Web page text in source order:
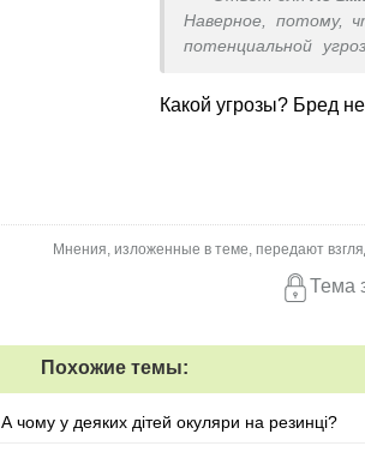
Наверное, потому,
потенциальной
Какой угрозы? Бред
Мнения, изложенные в теме, передают
Тема
Похожие темы:
А чому у деяких дітей окуляри на резинці?